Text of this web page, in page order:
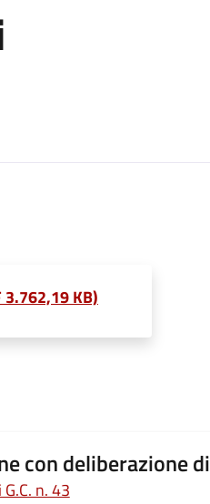
3.762,19 KB)
con deliberazione di
n. 43